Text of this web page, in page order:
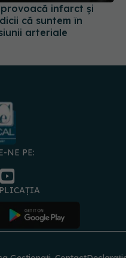
infarct și
că suntem în
arteriale
NE PE: